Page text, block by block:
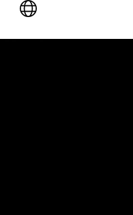
Main
Menu